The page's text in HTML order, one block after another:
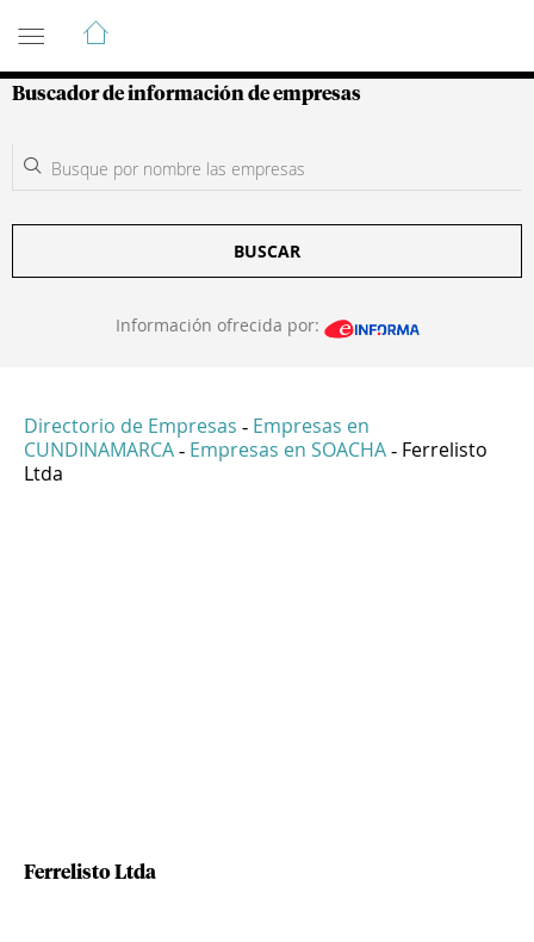
Guía de Empresas Colombianas
Buscador de información de empresas
BUSCAR
Información ofrecida por:
Directorio de Empresas - Empresas en
CUNDINAMARCA - Empresas en SOACHA - Ferrelisto
Ltda
Ferrelisto Ltda